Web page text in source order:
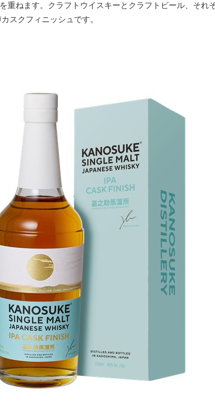
重ねます。クラフトウイスキーとクラフトビール、それ
スクフィニッシュです。